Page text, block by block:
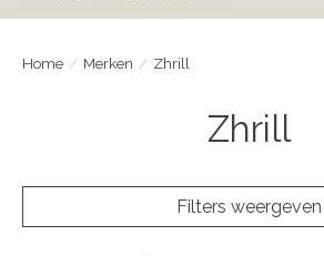
Home / Merken / Zhrill
Zhrill
Filters weergeven